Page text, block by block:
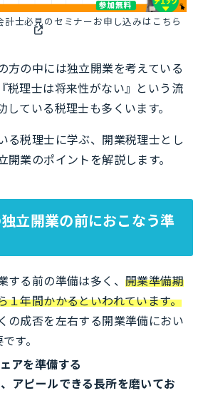
計士必見のセミナーお申し込みはこちら
方の中には独立開業を考えている
税理士は将来性がない』という流
ている税理士も多くいます。
る税理士に学ぶ、開業税理士とし
業のポイントを解説します。
立開業の前におこなう準
る前の準備は多く、 開業準備期
１年間かかるといわれています。
の成否を左右する開業準備におい
す。
アを準備する
アピールできる長所を磨いてお